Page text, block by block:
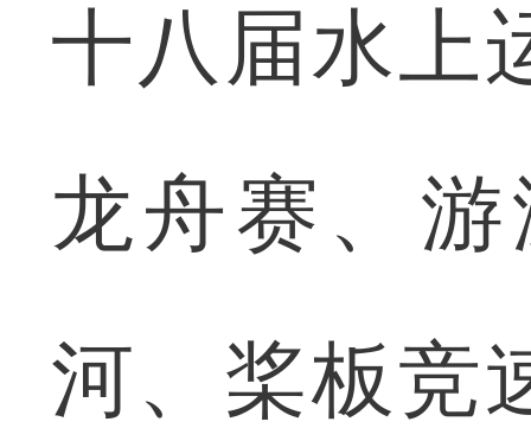
十八届水上
龙舟赛、
河、桨板竞